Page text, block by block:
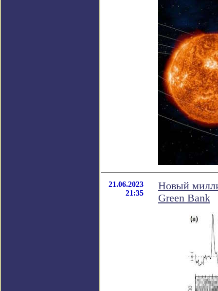
21.06.2023
21:35
Новый
Green Bank